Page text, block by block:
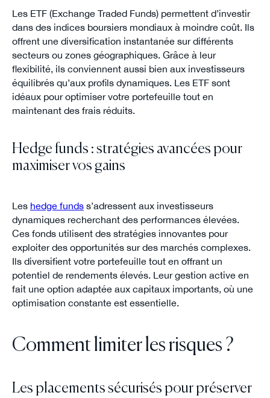
Les ETF (Exchange Traded Funds) permettent d’investir
dans des indices boursiers mondiaux à moindre coût. Ils
offrent une diversification instantanée sur différents
secteurs ou zones géographiques. Grâce à leur
flexibilité, ils conviennent aussi bien aux investisseurs
équilibrés qu’aux profils dynamiques. Les ETF sont
idéaux pour optimiser votre portefeuille tout en
maintenant des frais réduits.
Hedge funds : stratégies avancées pour
maximiser vos gains
Les hedge fundss’adressent aux investisseurs
dynamiques recherchant des performances élevées.
Ces fonds utilisent des stratégies innovantes pour
exploiter des opportunités sur des marchés complexes.
Ils diversifient votre portefeuille tout en offrant un
potentiel de rendements élevés. Leur gestion active en
fait une option adaptée aux capitaux importants, où une
optimisation constante est essentielle.
Comment limiter les risques ?
Les placements sécurisés pour préserver